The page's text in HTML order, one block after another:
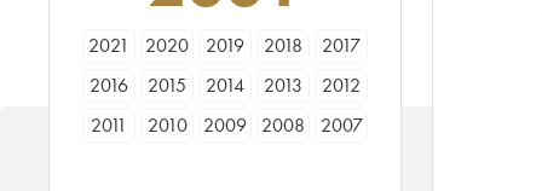
2021 2020 2019 2018
2017
2016
2015 2014 2013
2012
2011
2010 2009 2008
2007